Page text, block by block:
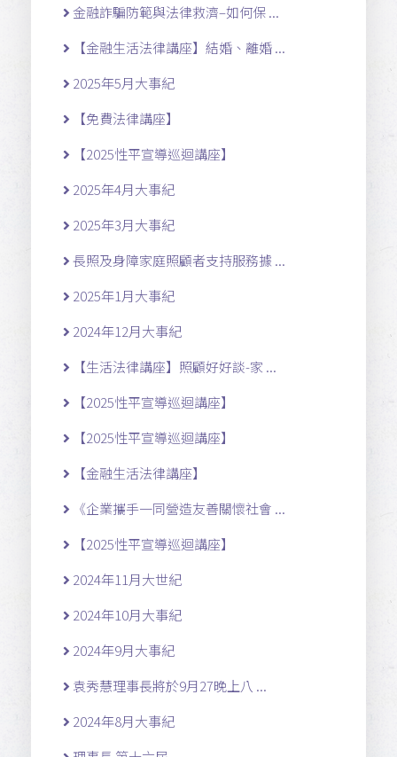
金融詐騙防範與法律救濟–如何保 ...
【金融生活法律講座】結婚、離婚 ...
2025年5月大事紀
【免費法律講座】
【2025性平宣導巡迴講座】
2025年4月大事紀
2025年3月大事紀
長照及身障家庭照顧者支持服務據 ...
2025年1月大事紀
2024年12月大事紀
【生活法律講座】照顧好好談-家 ...
【2025性平宣導巡迴講座】
【2025性平宣導巡迴講座】
【金融生活法律講座】
《企業攜手一同營造友善關懷社會 ...
【2025性平宣導巡迴講座】
2024年11月大世紀
2024年10月大事紀
2024年9月大事紀
袁秀慧理事長將於9月27晚上八 ...
2024年8月大事紀